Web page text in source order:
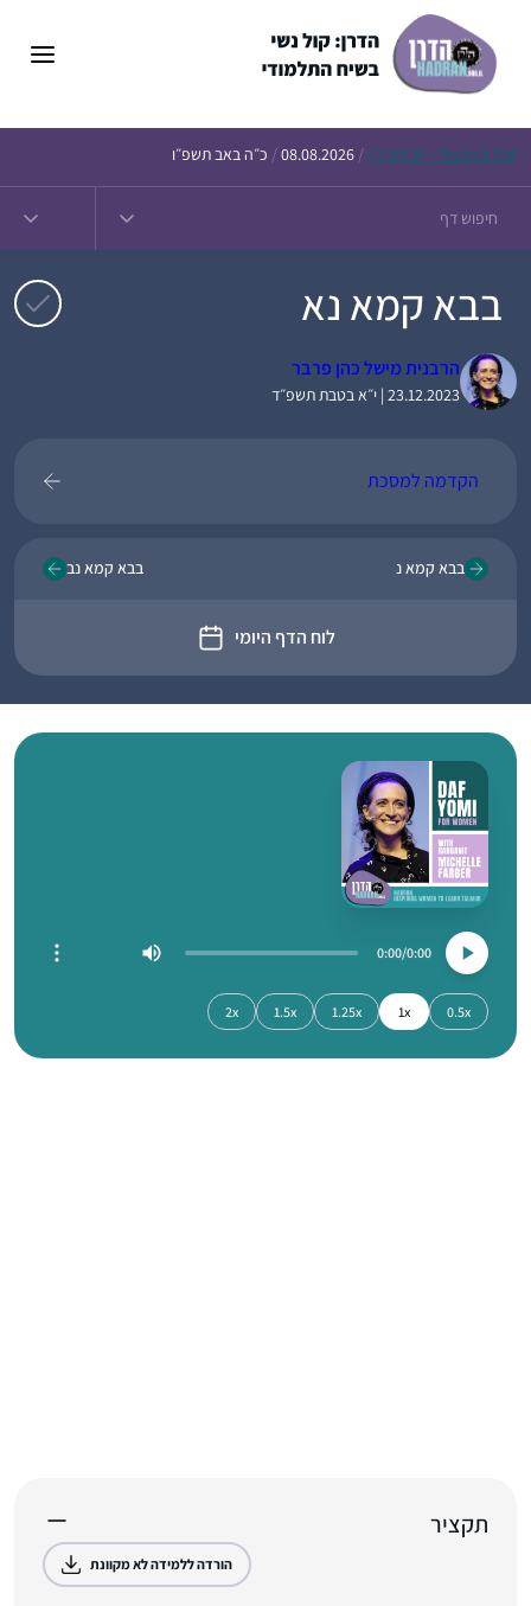
Today’s Daf – זבחים נ״ו /
08.08.2026
/ כ״ה באב תשפ״ו
בבא קמא נא
הרבנית מישל כהן פרבר
23.12.2023 | י״א בטבת תשפ״ד
הקדמה למסכת
בבא קמא נ
לוח הדף היומי
בבא קמא נב
0:00
0:00
0.5x
1x
1.25x
1.5x
2x
תקציר
הורדה ללמידה לא מקוונת